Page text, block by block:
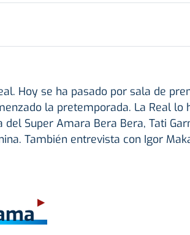
Hoy se ha pasado por sala de
la pretemporada. La Real lo
Super Amara Bera Bera, Tati
También entrevista con Igor